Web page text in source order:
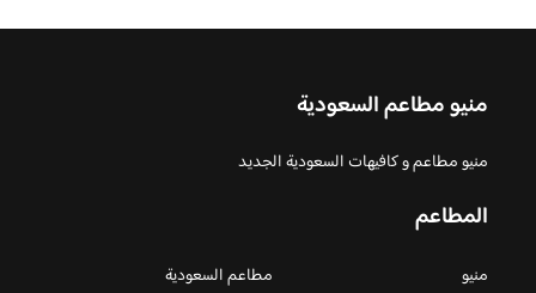
منيو مطاعم السعودية
منيو مطاعم و كافيهات السعودية الجديد
المطاعم
منيو
مطاعم السعودية